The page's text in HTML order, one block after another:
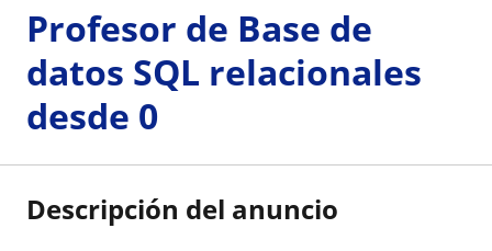
Profesor de Base de
datos SQL relacionales
desde 0
Descripción del anuncio